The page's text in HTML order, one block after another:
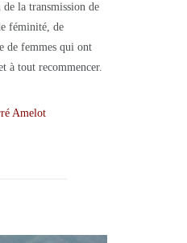
la transmission de
féminité, de
de femmes qui ont
à tout recommencer.
Amelot